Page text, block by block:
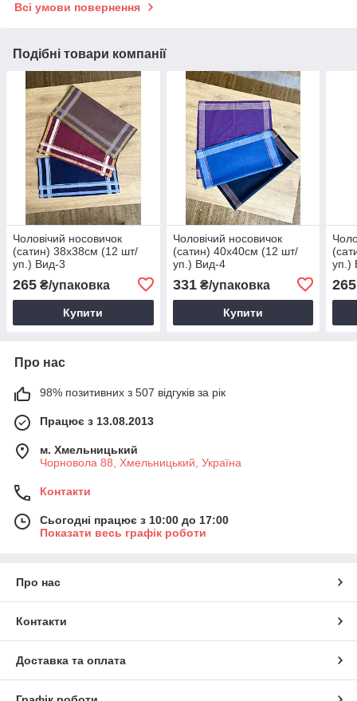
Всі умови повернення
Подібні товари компанії
Чоловічий носовичок
(сатин) 38х38см (12 шт/
уп.) Вид-3
265 ₴/упаковка
Купити
Чоловічий носовичок
(сатин) 40х40см (12 шт/
уп.) Вид-4
331₴/упаковка
Купити
уп.)
265
Про нас
98% позитивних з 507 відгуків за рік
Працює з 13.08.2013
м. Хмельницький
Чорновола 88, Хмельницький, Україна
Контакти
Сьогодні працює з 10:00 до 17:00
Показати весь графік роботи
Про нас
Контакти
Доставка та оплата